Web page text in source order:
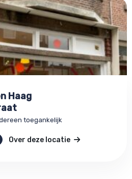
Haag
toegankelijk
Over deze locatie